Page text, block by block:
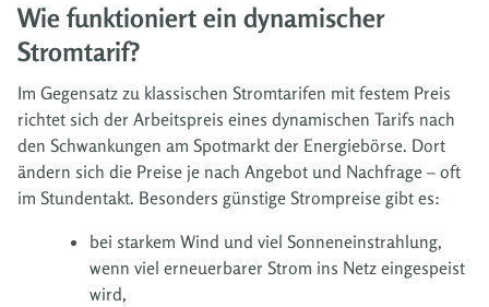
Wie funktioniert ein dynamischer
Stromtarif?
Im Gegensatz zu klassischen Stromtarifen mit festem Preis
richtet sich der Arbeitspreis eines dynamischen Tarifs nach
den Schwankungen am Spotmarkt der Energiebörse. Dort
ändern sich die Preise je nach Angebot und Nachfrage – oft
im Stundentakt. Besonders günstige Strompreise gibt es:
bei starkem Wind und viel Sonneneinstrahlung,
wenn viel erneuerbarer Strom ins Netz eingespeist
wird,